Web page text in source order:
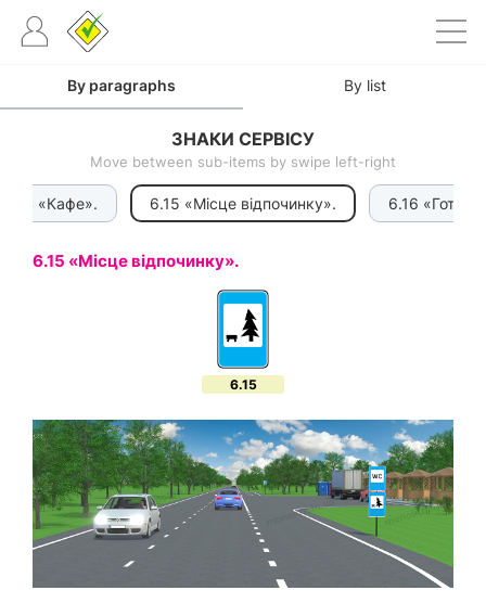
By paragraphs By list
ЗНАКИ СЕРВІСУ
Move between sub-items by swipe left-right
6.14 «Кафе». 6.15 «Місце відпочинку». 6.16
6.15 «Місце відпочинку».
6.15